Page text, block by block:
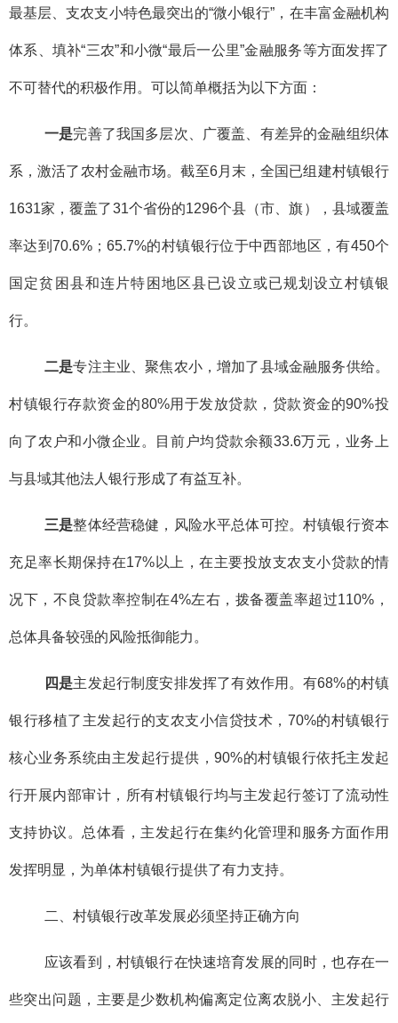
最基层、支农支小特色最突出的“微小银行”，在丰富金融机构
体系、填补“三农”和小微“最后一公里”金融服务等方面发挥了
不可替代的积极作用。可以简单概括为以下方面：
一是完善了我国多层次、广覆盖、有差异的金融组织体
系，激活了农村金融市场。截至6月末，全国已组建村镇银行
1631家，覆盖了31个省份的1296个县（市、旗），县域覆盖
率达到70.6%；65.7%的村镇银行位于中西部地区，有450个
国定贫困县和连片特困地区县已设立或已规划设立村镇银
行。
二是专注主业、聚焦农小，增加了县域金融服务供给。
村镇银行存款资金的80%用于发放贷款，贷款资金的90%投
向了农户和小微企业。目前户均贷款余额33.6万元，业务上
与县域其他法人银行形成了有益互补。
三是整体经营稳健，风险水平总体可控。村镇银行资本
充足率长期保持在17%以上，在主要投放支农支小贷款的情
况下，不良贷款率控制在4%左右，拨备覆盖率超过110%，
总体具备较强的风险抵御能力。
四是主发起行制度安排发挥了有效作用。有68%的村镇
银行移植了主发起行的支农支小信贷技术，70%的村镇银行
核心业务系统由主发起行提供，90%的村镇银行依托主发起
行开展内部审计，所有村镇银行均与主发起行签订了流动性
支持协议。总体看，主发起行在集约化管理和服务方面作用
发挥明显，为单体村镇银行提供了有力支持。
二、村镇银行改革发展必须坚持正确方向
应该看到，村镇银行在快速培育发展的同时，也存在一
些突出问题，主要是少数机构偏离定位离农脱小、主发起行